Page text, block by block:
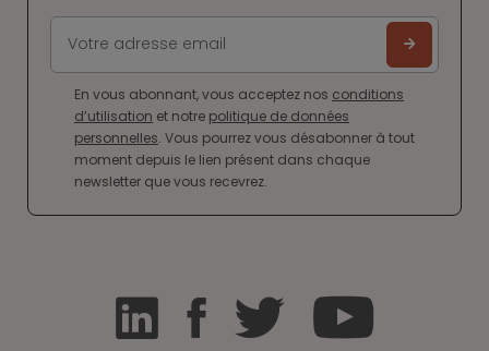
En vous abonnant, vous acceptez nos conditions
d’utilisation et notre politique de données
personnelles. Vous pourrez vous désabonner à tout
moment depuis le lien présent dans chaque
newsletter que vous recevrez.